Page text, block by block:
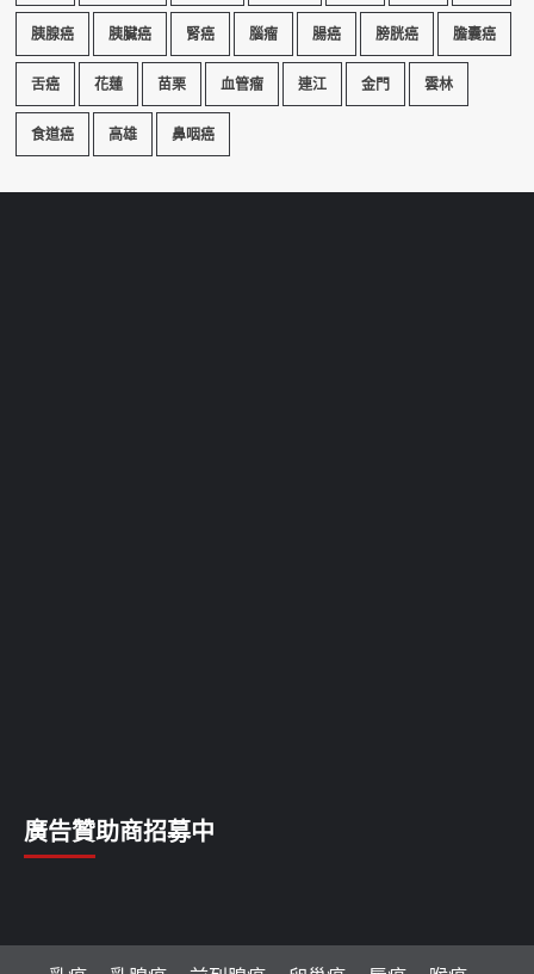
胰腺癌 胰臟癌 腎癌 腦瘤 腸癌 膀胱癌 膽囊癌
舌癌 花蓮 苗栗 血管瘤 連江 金門 雲林
食道癌 高雄 鼻咽癌
廣告贊助商招募中